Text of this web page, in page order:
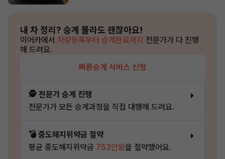
내 차 정리? 승계 몰라도 괜찮아요!
이어카에서 차량등록부터 승계완료까지 전문가가 다 진행
해 드려요.
빠른승계 서비스 신청
🕵️ 전문가 승계 진행
전문가가 모든 승계과정을 직접 대행해 드려요.
💣 중도해지위약금 절약
평균 중도해지위약금 753만원을 절약했어요.